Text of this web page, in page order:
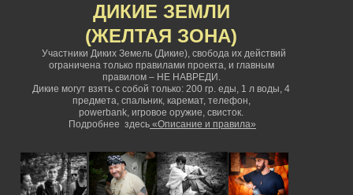
ДИКИЕ ЗЕМЛИ
(ЖЕЛТАЯ ЗОНА)
Участники Диких Земель (Дикие), свобода их действий
ограничена только правилами проекта, и главным
правилом – НЕ НАВРЕДИ.
Дикие могут взять с собой только: 200 гр. еды, 1 л воды, 4
предмета, спальник, каремат, телефон,
powerbank, игровое оружие, свисток.
Подробнее здесь «Описание и правила»